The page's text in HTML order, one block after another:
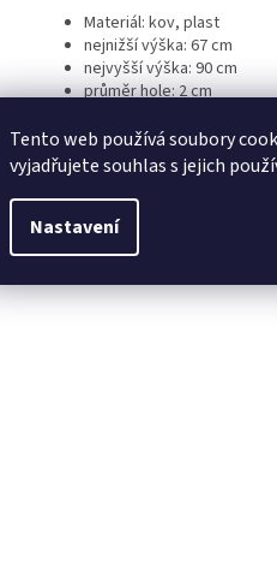
Tento web používá soubory
vyjadřujete souhlas s jejich
Nastavení
Materiál: kov, plast
nejnižší výška: 67 cm
nejvyšší výška: 90 cm
průměr hole: 2 cm